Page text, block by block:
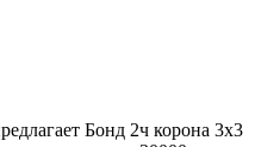
Бонд 2ч корона 3х3